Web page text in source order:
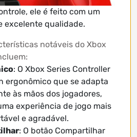
ele é feito com um
excelente qualidade.
notáveis ​​do Xbox
: O Xbox Series Controller
ergonômico que se adapta
às mãos dos jogadores,
experiência de jogo mais
e agradável.
: O botão Compartilhar